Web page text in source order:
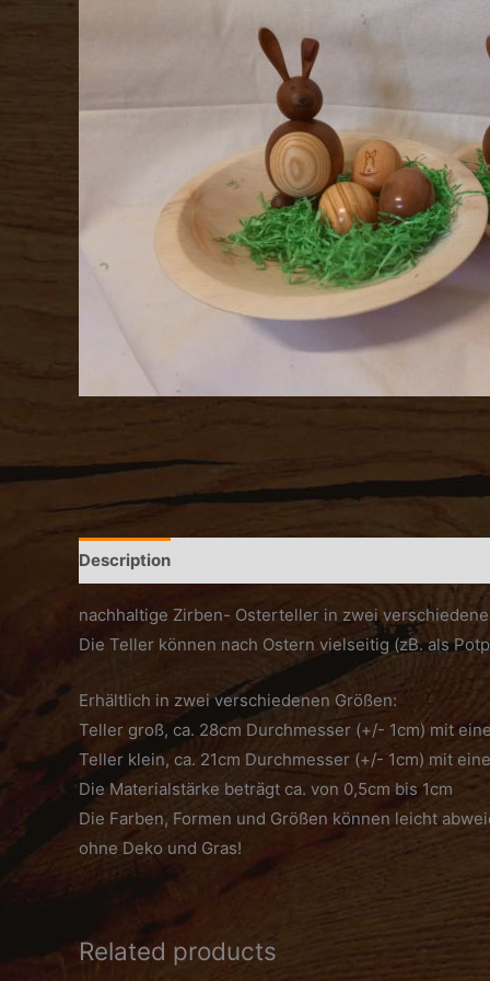
Description
nachhaltige Zirben- Osterteller in zwei
Die Teller können nach Ostern vielseitig (zB. als
Erhältlich in zwei verschiedenen Größen:
Teller groß, ca. 28cm Durchmesser (+/- 1cm) mit
Teller klein, ca. 21cm Durchmesser (+/- 1cm) mit
Die Materialstärke beträgt ca. von 0,5cm bis 1cm
Die Farben, Formen und Größen können leicht
ohne Deko und Gras!
Related products